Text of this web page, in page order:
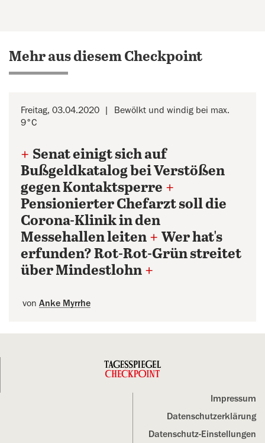
Mehr aus diesem Checkpoint
Freitag, 03.04.2020
Bewölkt und windig bei max.
9°C
+ Senat einigt sich auf
Bußgeldkatalog bei Verstößen
gegen Kontaktsperre +
Pensionierter Chefarzt soll die
Corona-Klinik in den
Messehallen leiten + Wer hat's
erfunden? Rot-Rot-Grün streitet
über Mindestlohn +
von Anke Myrrhe
Impressum
Datenschutz­erklärung
Datenschutz-Einstellungen